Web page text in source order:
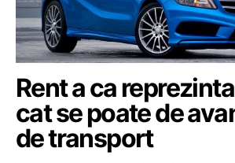
Rent a ca
cat se poate de
de transport